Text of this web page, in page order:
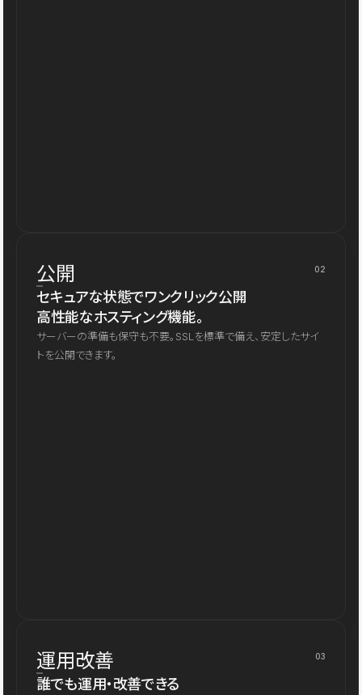
公開 02
セキュアな状態でワンクリック公開
高性能なホスティング機能。
サーバーの準備も保守も不要。SSLを標準で備え、安定したサイ
トを公開できます。
運用改善 03
誰でも運用・改善できる